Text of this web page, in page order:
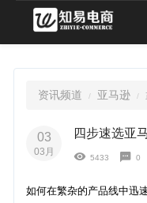
资讯频道 亚马逊
03
03月
四步速选亚
5433 0
如何在繁杂的产品线中迅